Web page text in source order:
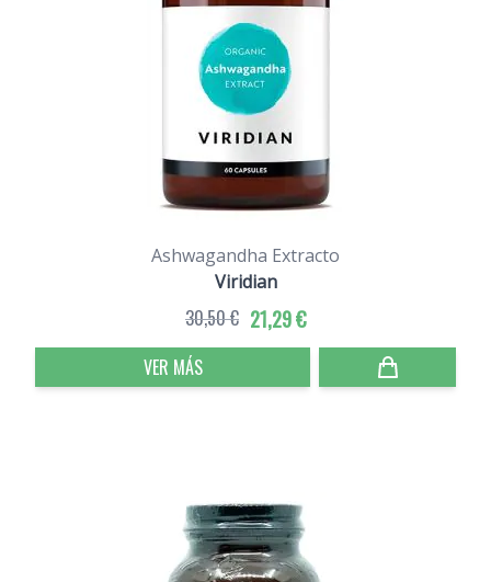
Ashwagandha Extracto
Viridian
21,29 €
30,50 €
VER MÁS